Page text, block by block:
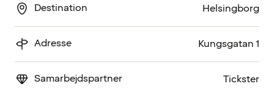
Destination Helsingborg
Adresse Kungsgatan 1
Samarbejdspartner Tickster